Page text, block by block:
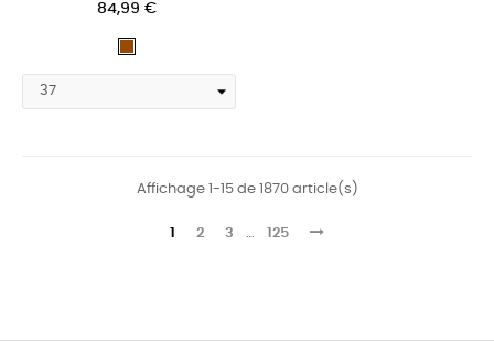
84,99 €
Affichage 1-15 de 1870 article(s)
1 2 3 … 125